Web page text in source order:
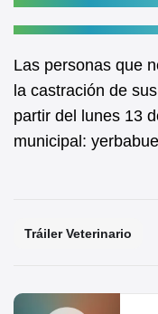
Las personas que
la castración de
partir del lunes 13
municipal:
Tráiler Veterinario